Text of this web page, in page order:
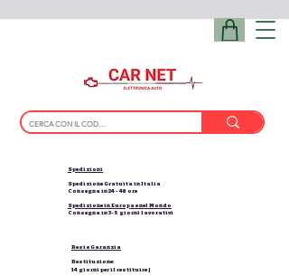
Spedizioni
Spedizione Gratuita in Italia
Consegna in 24 - 48 ore
Spedizione in Europa e nel Mondo
Consegna in 3-5 giorni lavorativi
Resi e Garanzia
Restituzione:
14 giorni per il restituire |